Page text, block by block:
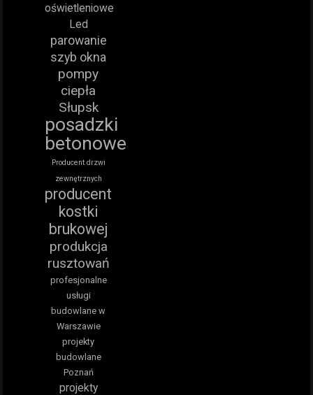
oświetleniowe
Led
parowanie
szyb okna
pompy
ciepła
Słupsk
posadzki
betonowe
Producent drzwi
zewnętrznych
producent
kostki
brukowej
produkcja
rusztowań
profesjonalne
usługi
budowlane w
Warszawie
projekty
budowlane
Poznań
projekty